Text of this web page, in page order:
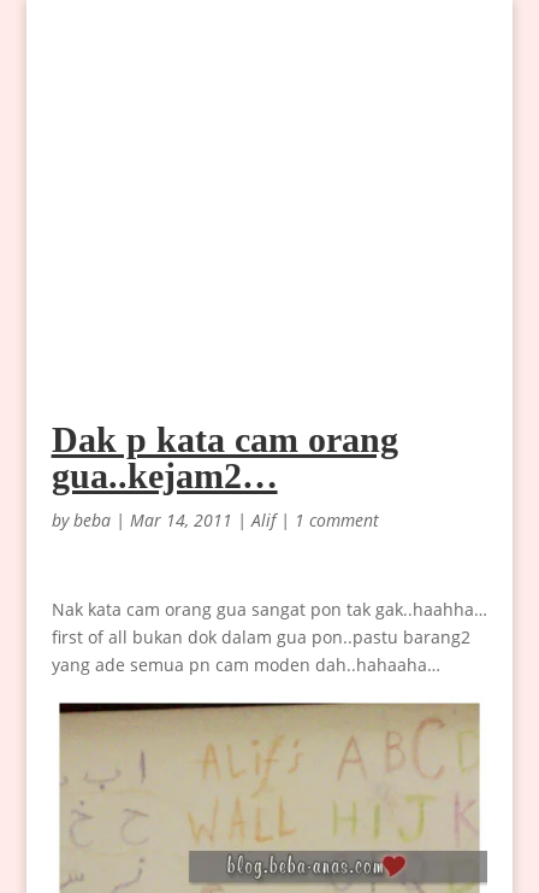
Dak p kata cam orang
gua..kejam2…
bybeba| Mar 14, 2011 |Alif| 1 comment
Nak kata cam orang gua sangat pon tak gak..haahha…
first of all bukan dok dalam gua pon..pastu barang2
yang ade semua pn cam moden dah..hahaaha…